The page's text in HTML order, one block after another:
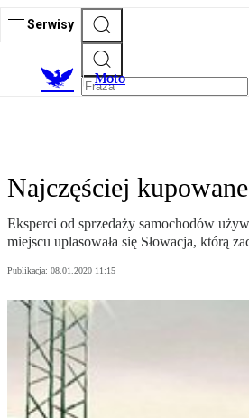
Serwisy
Moto
Najczęściej
Eksperci od sprzedaży samochodów
miejscu uplasowała się Słowacja, którą
Publikacja: 08.01.2020 11:15